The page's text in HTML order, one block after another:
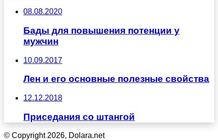
08.08.2020
Бады для повышения потенции у
мужчин
10.09.2017
Лен и его основные полезные свойства
12.12.2018
Приседания со штангой
© Copyright 2026, Dolara.net